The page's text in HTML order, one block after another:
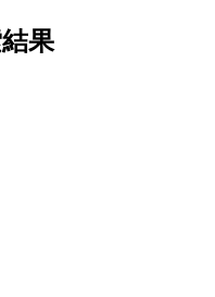
果